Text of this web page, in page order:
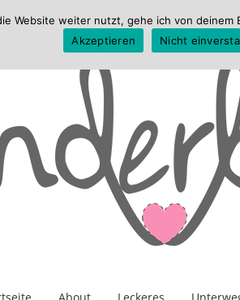
Website weiter nutzt, gehe ich von
Akzeptieren
Nicht